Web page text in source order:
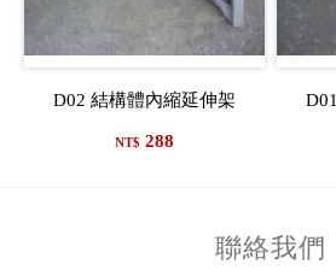
D02 結構體內縮延伸架
NT$ 288
聯絡我們